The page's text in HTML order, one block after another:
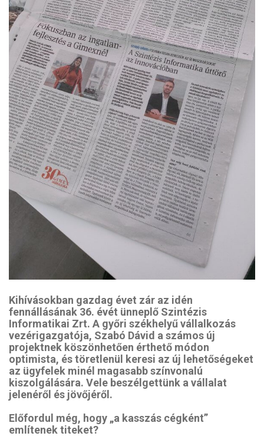
Kihívásokban gazdag évet zár az idén
fennállásának 36. évét ünneplő Szintézis
Informatikai Zrt. A győri székhelyű vállalkozás
vezérigazgatója, Szabó Dávid a számos új
projektnek köszönhetően érthető módon
optimista, és töretlenül keresi az új lehetőségeket
az ügyfelek minél magasabb színvonalú
kiszolgálására. Vele beszélgettünk a vállalat
jelenéről és jövőjéről.
Előfordul még, hogy „a kasszás cégként”
említenek titeket?